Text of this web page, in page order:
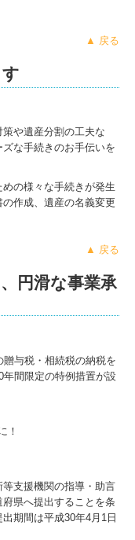
▲ 戻る
や遺産分割の工夫な
な手続きのお手伝いを
の様々な手続きが発生
作成、遺産の名義変更
▲ 戻る
円滑な事業承
与税・相続税の納税を
間限定の特例措置が設
！
支援機関の指導・助言
県へ提出することを条
期間は平成30年4月1日